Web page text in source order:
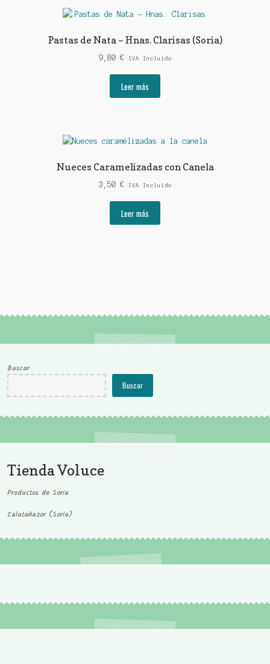
Pastas de Nata – Hnas. Clarisas (Soria)
9,80 € IVA Incluido
Leer más
Nueces Caramelizadas con Canela
3,50 € IVA Incluido
Leer más
Buscar
Buscar
Tienda Voluce
Productos de Soria
Calatañazor (Soria)